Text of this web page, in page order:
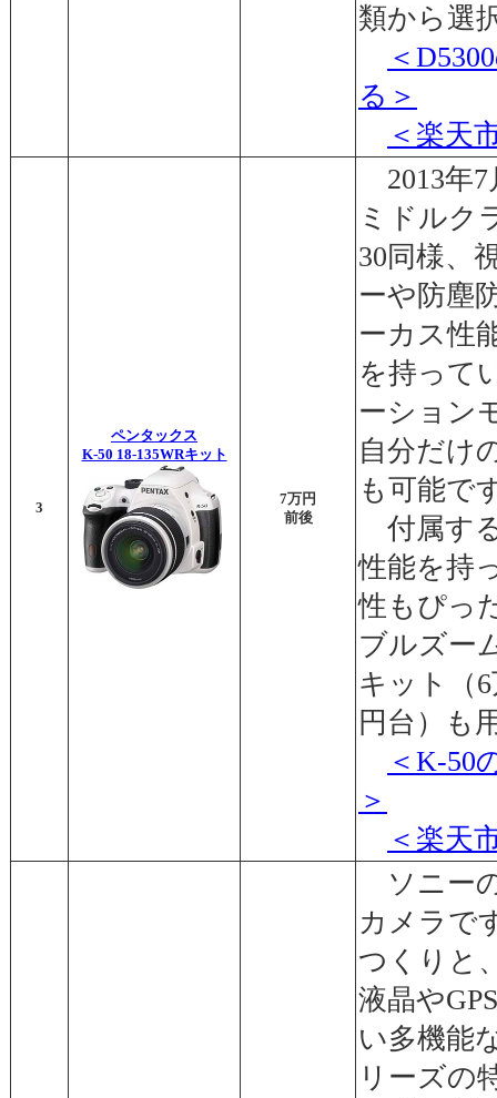
類から選
＜
る＞
＜楽天
3
ペンタックス
K-50 18-135WRキット
7万円
前後
2013年7
ミドルク
30同様、
ーや防塵
ーカス性
を持って
ーション
自分だけ
も可能で
付属す
性能を持
性もぴっ
ブルズー
キット（
円台）も
＜K-50
＞
＜楽天
ソニー
カメラで
つくりと
液晶や
い多機能
リーズの